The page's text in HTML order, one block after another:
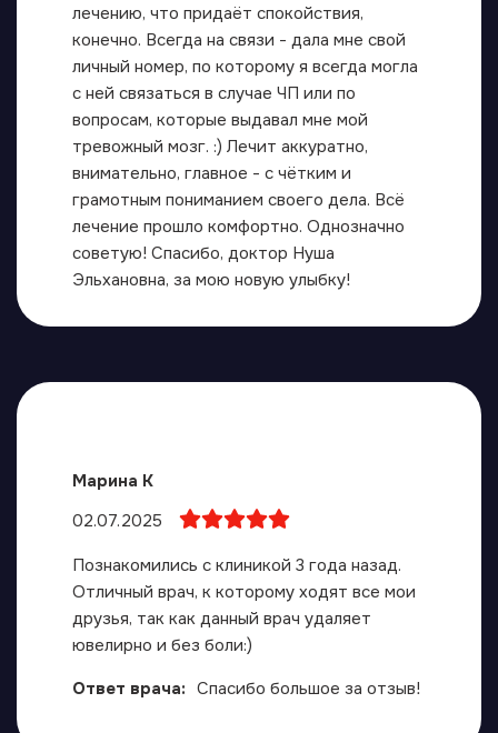
лечению, что придаёт спокойствия,
конечно. Всегда на связи - дала мне свой
личный номер, по которому я всегда могла
с ней связаться в случае ЧП или по
вопросам, которые выдавал мне мой
тревожный мозг. :) Лечит аккуратно,
внимательно, главное - с чётким и
грамотным пониманием своего дела. Всё
лечение прошло комфортно. Однозначно
советую! Спасибо, доктор Нуша
Эльхановна, за мою новую улыбку!
Марина К
02.07.2025
Познакомились с клиникой 3 года назад.
Отличный врач, к которому ходят все мои
друзья, так как данный врач удаляет
ювелирно и без боли:)
Ответ врача: Спасибо большое за отзыв!